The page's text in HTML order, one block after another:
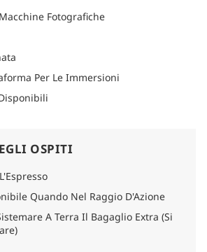
Fotografiche
Per Le Immersioni
OSPITI
Quando Nel Raggio D'Azione
A Terra Il Bagaglio Extra (Si